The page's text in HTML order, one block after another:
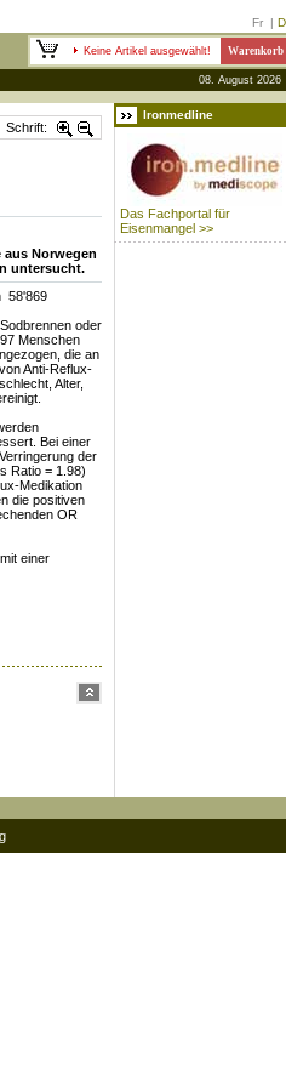
Fr |
Keine Artikel ausgewählt! Warenkorb
08. August 2026
Schrift:
Norwegen
untersucht.
58'869
oder
Menschen
die an
Anti-Reflux-
Alter,
Bei einer
der
Ratio = 1.98)
Medikation
die positiven
OR
einer
Ironmedline
Das Fachportal für
Eisenmangel >>